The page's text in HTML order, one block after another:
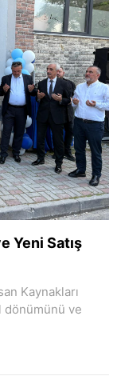
Yeni Satış
Kaynakları
dönümünü ve